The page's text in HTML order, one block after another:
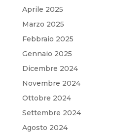
Aprile 2025
Marzo 2025
Febbraio 2025
Gennaio 2025
Dicembre 2024
Novembre 2024
Ottobre 2024
Settembre 2024
Agosto 2024